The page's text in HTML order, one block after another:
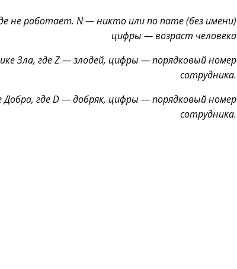
не работает. N — никто или no name (без имени)
цифры — возраст человека
Зла, где Z — злодей, цифры — порядковый номер
сотрудника.
где D — добряк, цифры — порядковый номер
сотрудника.